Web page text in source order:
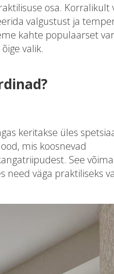
osa. Korralikult
valgustust ja
kahte populaarset
valik.
keritakse üles
mis koosnevad
See
need väga praktiliseks